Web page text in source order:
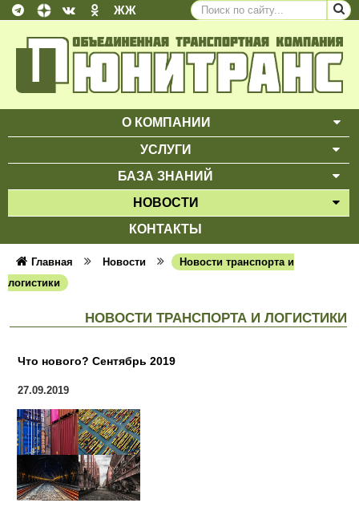
ЖЖ
О КОМПАНИИ
УСЛУГИ
БАЗА ЗНАНИЙ
НОВОСТИ
КОНТАКТЫ
Главная Новости
Новости транспорта и
логистики
НОВОСТИ ТРАНСПОРТА И ЛОГИСТИКИ
Что нового? Сентябрь 2019
27.09.2019